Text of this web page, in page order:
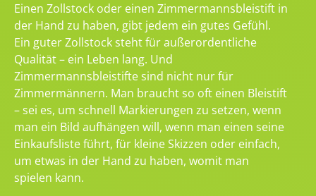
Einen Zollstock oder einen Zimmermannsbleistift in
der Hand zu haben, gibt jedem ein gutes Gefühl.
Ein guter Zollstock steht für außerordentliche
Qualität – ein Leben lang. Und
Zimmermannsbleistifte sind nicht nur für
Zimmermännern. Man braucht so oft einen Bleistift
– sei es, um schnell Markierungen zu setzen, wenn
man ein Bild aufhängen will, wenn man einen seine
Einkaufsliste führt, für kleine Skizzen oder einfach,
um etwas in der Hand zu haben, womit man
spielen kann.